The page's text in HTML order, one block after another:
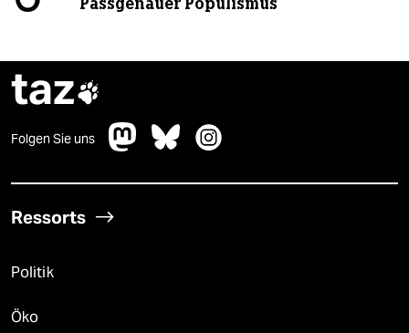
taz
Folgen Sie uns
Ressorts
Politik
Öko